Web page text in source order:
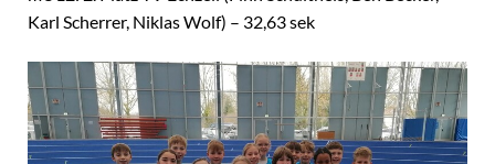
Karl Scherrer, Niklas Wolf) – 32,63 sek